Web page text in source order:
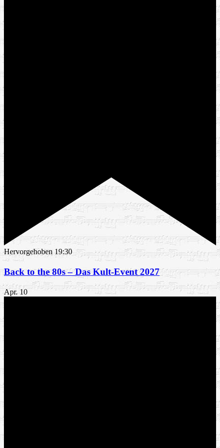
Hervorgehoben 19:30
Back to the 80s – Das Kult-Event 2027
Apr. 10